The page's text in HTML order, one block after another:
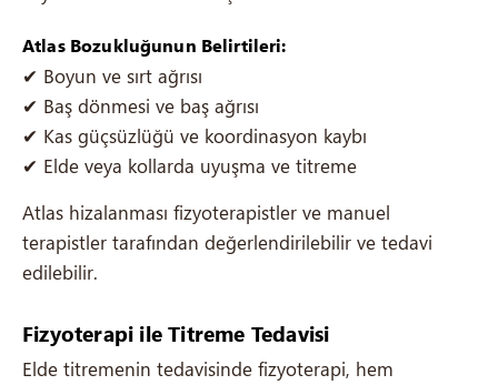
Atlas Bozukluğunun Belirtileri:
✔ Boyun ve sırt ağrısı
✔ Baş dönmesi ve baş ağrısı
✔ Kas güçsüzlüğü ve koordinasyon kaybı
✔ Elde veya kollarda uyuşma ve titreme
Atlas hizalanması fizyoterapistler ve manuel
terapistler tarafından değerlendirilebilir ve tedavi
edilebilir.
Fizyoterapi ile Titreme Tedavisi
Elde titremenin tedavisinde fizyoterapi, hem